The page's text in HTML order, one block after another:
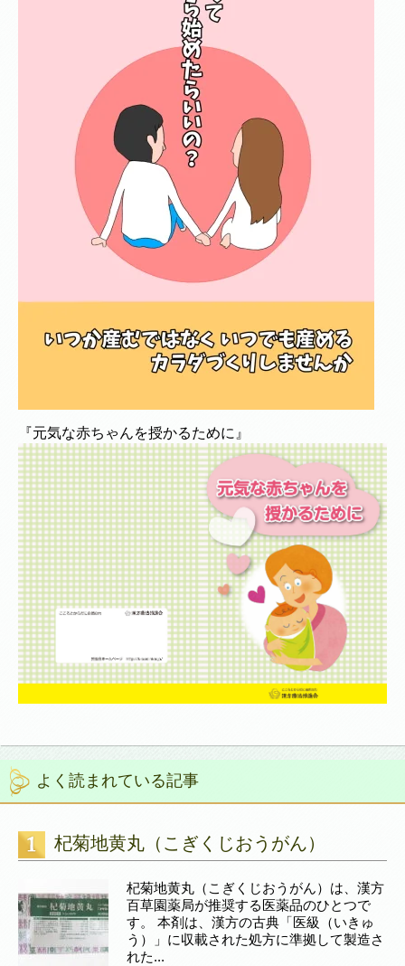
『元気な赤ちゃんを授かるために』
よく読まれている記事
杞菊地黄丸（こぎくじおうがん）
杞菊地黄丸（こぎくじおうがん）は、漢方
百草園薬局が推奨する医薬品のひとつで
す。 本剤は、漢方の古典「医級（いきゅ
う）」に収載された処方に準拠して製造さ
れた...